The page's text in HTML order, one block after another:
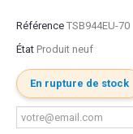
Référence TSB944EU-70
État Produit neuf
En rupture de stock